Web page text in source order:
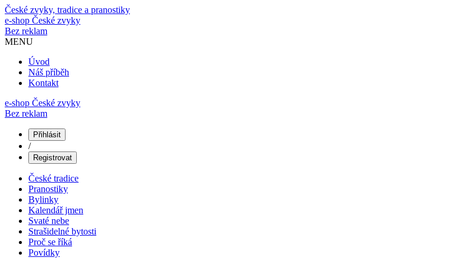
České zvyky, tradice a pranostiky
e-shop České zvyky
Bez reklam
MENU
Úvod
Náš příběh
Kontakt
e-shop České zvyky
Bez reklam
Přihlásit
/
Registrovat
České tradice
Pranostiky
Bylinky
Kalendář jmen
Svaté nebe
Strašidelné bytosti
Proč se říká
Povídky